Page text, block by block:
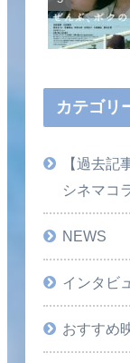
カテゴリ
【過去
シネマコ
NEWS
インタビ
おすすめ